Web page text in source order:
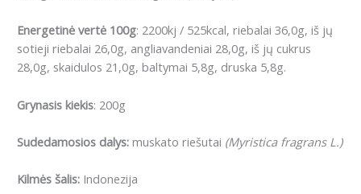
Energetinė vertė 100g: 2200kj / 525kcal, riebalai 36,0g, iš jų
sotieji riebalai 26,0g, angliavandeniai 28,0g, iš jų cukrus
28,0g, skaidulos 21,0g, baltymai 5,8g, druska 5,8g.
Grynasis kiekis: 200g
Sudedamosios dalys: muskato riešutai (Myristica fragrans L.)
Kilmės šalis: Indonezija